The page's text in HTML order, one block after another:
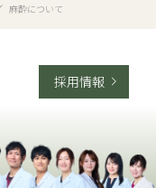
麻酔について
採用情報